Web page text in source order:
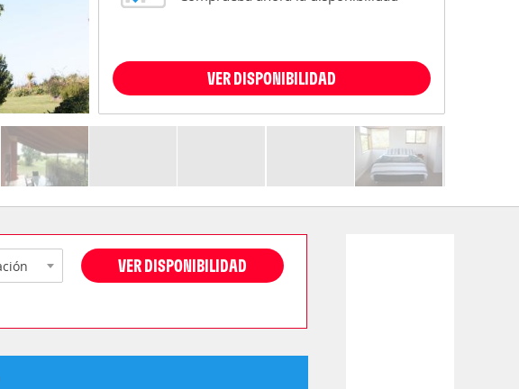
VER DISPONIBILIDAD
VER DISPONIBILIDAD